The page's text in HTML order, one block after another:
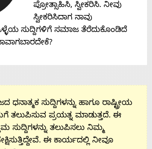
ಪ್ರೋತ್ಸಾಹಿಸಿ, ಸ್ವೀಕರಿಸಿ. ನೀವು
ಸ್ವೀಕರಿಸಿದಾಗ ನಾವು
ಸುದ್ದಿಗಳಿಗೆ ಸಮಾಜ ತೆರೆದುಕೊಂಡಿದೆ
ಸುದ್ದಿಗಳನ್ನು ಹಾಗೂ ರಾಷ್ಟ್ರೀಯ
ತಲುಪಿಸುವ ಪ್ರಯತ್ನ ಮಾಡುತ್ತದೆ. ಈ
ಸುದ್ದಿಗಳನ್ನು ತಲುಪಿಸಲು ನಿಮ್ಮ
ಈ ಕಾರ್ಯದಲ್ಲಿ ನೀವೂ